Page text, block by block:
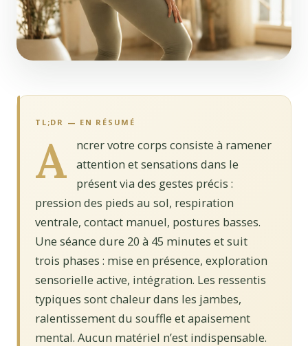
TL;DR — EN RÉSUMÉ
A
ncrer votre corps consiste à ramener
attention et sensations dans le
présent via des gestes précis :
pression des pieds au sol, respiration
ventrale, contact manuel, postures basses.
Une séance dure 20 à 45 minutes et suit
trois phases : mise en présence, exploration
sensorielle active, intégration. Les ressentis
typiques sont chaleur dans les jambes,
ralentissement du souffle et apaisement
mental. Aucun matériel n’est indispensable.